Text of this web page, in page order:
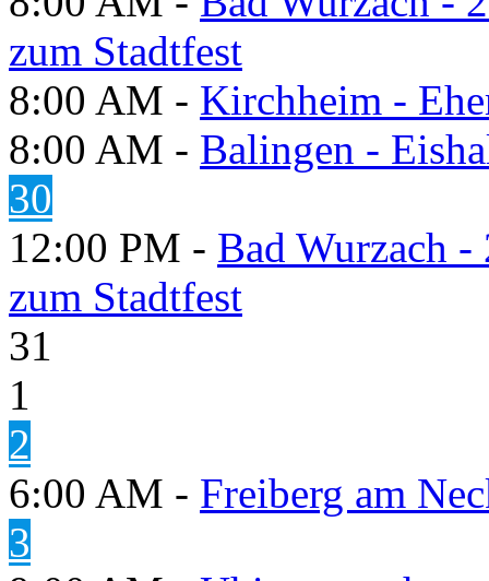
zum Stadtfest
8:00 AM - Kirchheim -
8:00 AM - Balingen -
30
12:00 PM - Bad Wurzach
zum Stadtfest
31
1
2
6:00 AM - Freiberg am
3